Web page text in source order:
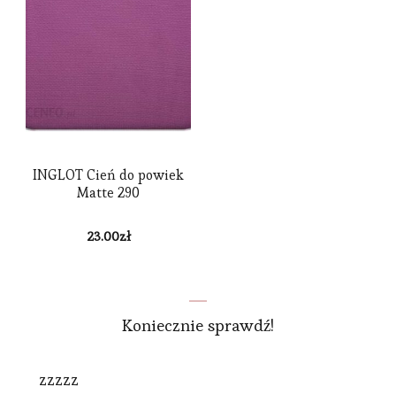
INGLOT Cień do powiek
Matte 290
23.00zł
Koniecznie sprawdź!
zzzzz